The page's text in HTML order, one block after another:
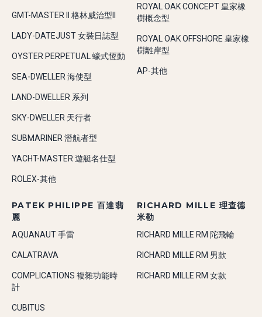
GMT-MASTER II 格林威治型II
LADY-DATEJUST 女裝日誌型
OYSTER PERPETUAL 蠔式恆動
SEA-DWELLER 海使型
LAND-DWELLER 系列
SKY-DWELLER 天行者
SUBMARINER 潛航者型
YACHT-MASTER 遊艇名仕型
ROLEX-其他
ROYAL OAK CONCEPT 皇家橡
樹概念型
ROYAL OAK OFFSHORE 皇家橡
樹離岸型
AP-其他
PATEK PHILIPPE 百達翡
麗
AQUANAUT 手雷
CALATRAVA
COMPLICATIONS 複雜功能時
計
CUBITUS
RICHARD MILLE 理查德
米勒
RICHARD MILLE RM 陀飛輪
RICHARD MILLE RM 男款
RICHARD MILLE RM 女款